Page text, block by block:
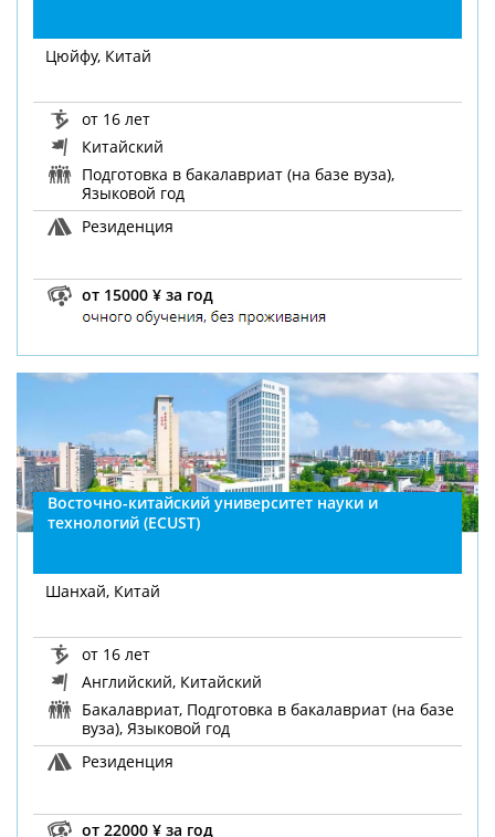
Цюйфу, Китай
от 16 лет
Китайский
Подготовка в бакалавриат (на базе вуза),
Языковой год
Резиденция
от 15000 ¥ за год
Восточно-китайский университет науки и
технологий (ECUST)
Шанхай, Китай
от 16 лет
Английский, Китайский
Бакалавриат, Подготовка в бакалавриат (на базе
вуза), Языковой год
Резиденция
от 22000 ¥ за год